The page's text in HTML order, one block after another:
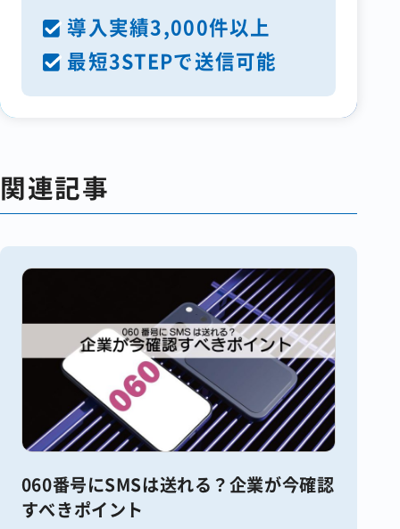
導入実績3,000件以上
最短3STEPで送信可能
関連記事
060番号にSMSは送れる？企業が今確認
すべきポイント